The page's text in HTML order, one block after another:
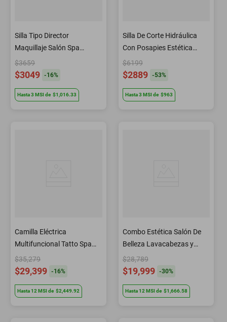
Silla Tipo Director
Maquillaje Salón Spa
Estética Barbería KSC02
Letmex
$3659
$3049 -16%
Hasta3 MSIde $1,016.33
Silla De Corte Hidráulica
Con Posapies Estética
Barbería WS03 Letmex
$6199
$2889 -53%
Hasta3 MSI de $963
Camilla Eléctrica
Multifuncional Tatto Spa
Salón De Belleza M6001C
Letmex
$35,279
$29,399 -16%
Hasta12 MSIde $2,449.92
Combo Estética Salón De
Belleza Lavacabezas y
Herramientas Letmex
$28,789
$19,999 -30%
Hasta12 MSIde $1,666.58